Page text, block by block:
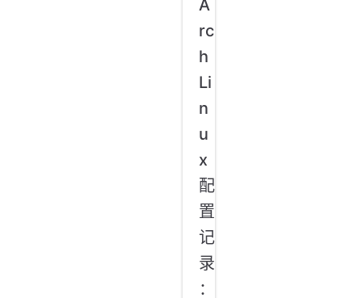
A
rc
h
Li
n
u
x
配
置
记
录
：